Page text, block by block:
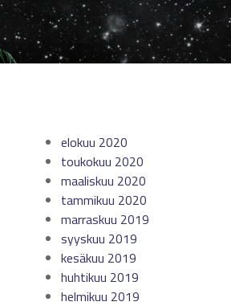
elokuu 2020
toukokuu 2020
maaliskuu 2020
tammikuu 2020
marraskuu 2019
syyskuu 2019
kesäkuu 2019
huhtikuu 2019
helmikuu 2019